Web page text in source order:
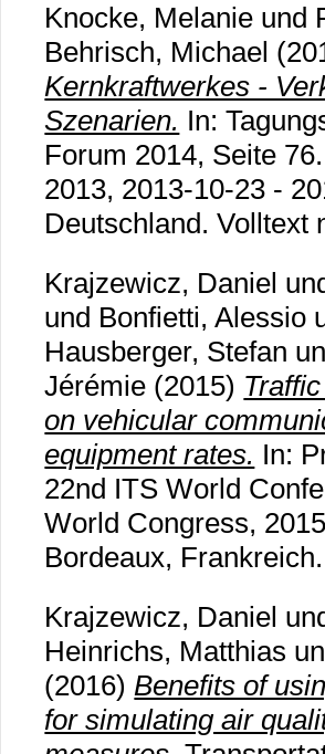
Knocke, Melanie und
Behrisch, Michael
Kernkraftwerkes -
Szenarien. In:
Forum 2014, Seite
2013, 2013-10-23 -
Deutschland. Volltext
Krajzewicz, Daniel
und Bonfietti, Alessio
Hausberger, Stefan
Jérémie (2015)
on vehicular
equipment rates. In:
22nd ITS World
World Congress,
Bordeaux,
Krajzewicz, Daniel
Heinrichs, Matthias
(2016) Benefits of
for simulating air